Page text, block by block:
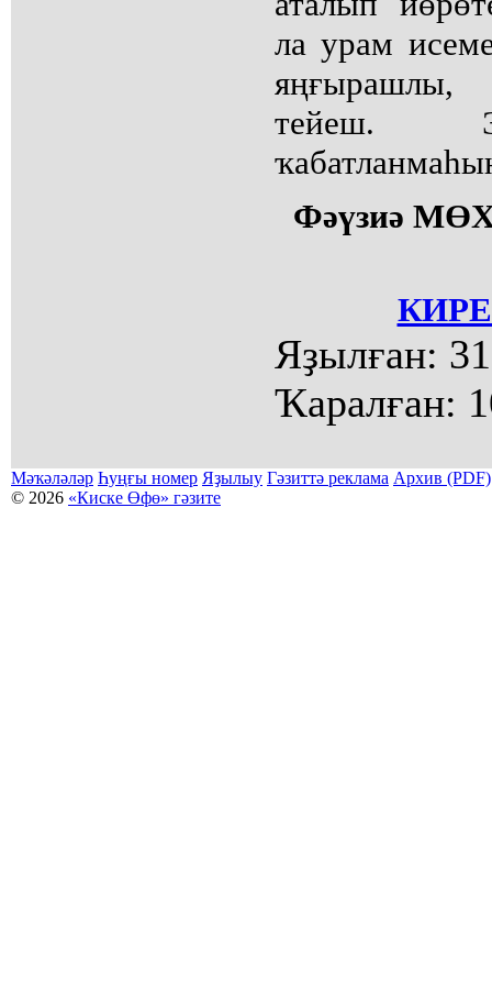
ла урам
яңғырашлы,
тейеш.
Фәүзиә
Яҙылған:
Ҡаралған:
Мәҡәләләр Һуңғы номер Яҙылыу Гәзиттә реклама Архив (PDF)
© 2026 «Киске Өфө» гәзите